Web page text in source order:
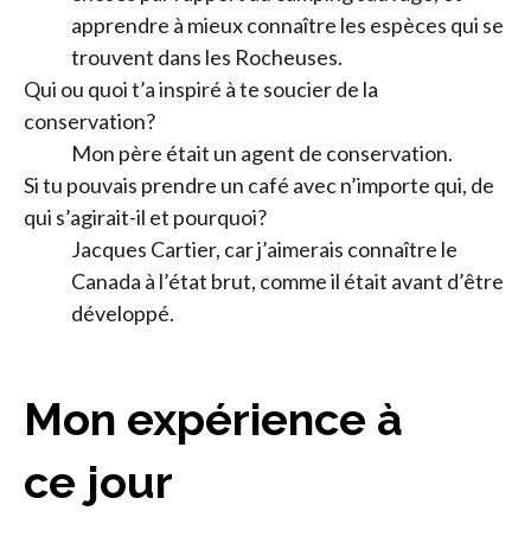
apprendre à mieux connaître les espèces qui se
trouvent dans les Rocheuses.
Qui ou quoi t’a inspiré à te soucier de la
conservation?
Mon père était un agent de conservation.
Si tu pouvais prendre un café avec n’importe qui, de
qui s’agirait-il et pourquoi?
Jacques Cartier, car j’aimerais connaître le
Canada à l’état brut, comme il était avant d’être
développé.
Mon expérience à
ce jour